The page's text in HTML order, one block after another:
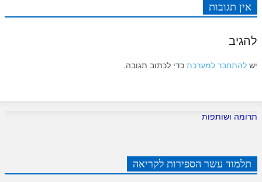
אין תגובות
להגיב
יש להתחבר למערכת כדי לכתוב תגובה.
תרומה ושותפות
תלמוד עשר הספירות לקריאה